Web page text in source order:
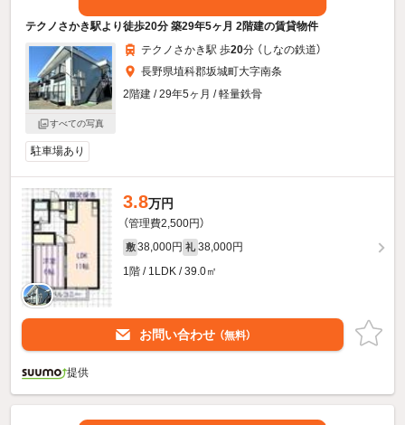
テクノさかき駅より徒歩20分 築29年5ヶ月 2階建の賃貸物件
すべての写真
テクノさかき駅 歩20分 （しなの鉄道）
長野県埴科郡坂城町大字南条
2階建 / 29年5ヶ月 / 軽量鉄骨
駐車場あり
3.8万円
（管理費2,500円）
敷 38,000円 礼 38,000円
1階 / 1LDK / 39.0㎡
お問い合わせ （無料）
提供